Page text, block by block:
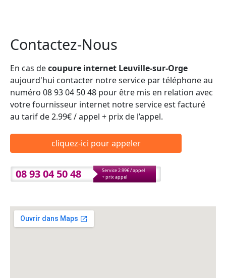
Contactez-Nous
En cas decoupure internet Leuville-sur-Orge
aujourd'hui contacter notre service par téléphone au
numéro 08 93 04 50 48 pour être mis en relation avec
votre fournisseur internet notre service est facturé
au tarif de 2.99€ / appel + prix de l’appel.
cliquez-ici pour appeler
08 93 04 50 48
Service 2.99€ / appel
+ prix appel